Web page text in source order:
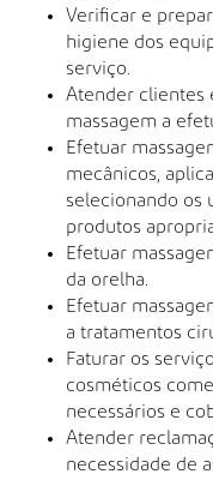
Verificar e
higiene dos
serviço.
Atender clientes
massagem a
Efetuar
mecânicos,
selecionando os
produtos
Efetuar
da orelha.
Efetuar
a tratamentos
Faturar os
cosméticos
necessários e
Atender
necessidade de